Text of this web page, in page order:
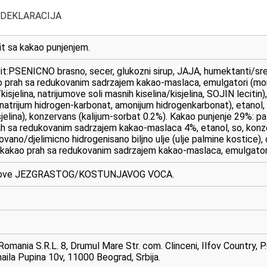
sa kakao punjenjem.
brasno, secer, glukozni sirup, JAJA, humektanti/
prah sa redukovanim sadrzajem kakao-maslaca, emulgatori
natrijumove soli masnih kiselina/kisjelina, SOJIN
hidrogen-karbonat, amonijum hidrogenkarbonat),
konzervans (kalijum-sorbat 0.2%). Kakao punjenje 29%:
sa redukovanim sadrzajem kakao-maslaca 4%, etanol, so,
djelimicno hidrogenisano biljno ulje (ulje palmine
prah sa redukovanim sadrzajem kakao-maslaca,
JEZGRASTOG/KOSTUNJAVOG VOCA.
S.R.L. 8, Drumul Mare Str. com. Clinceni, Ilfov Country,
Pupina 10v, 11000 Beograd, Srbija.